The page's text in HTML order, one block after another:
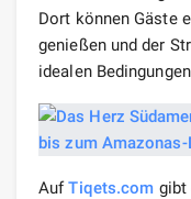
Dort können Gäste
genießen und der
idealen
AufTiqets.com gibt